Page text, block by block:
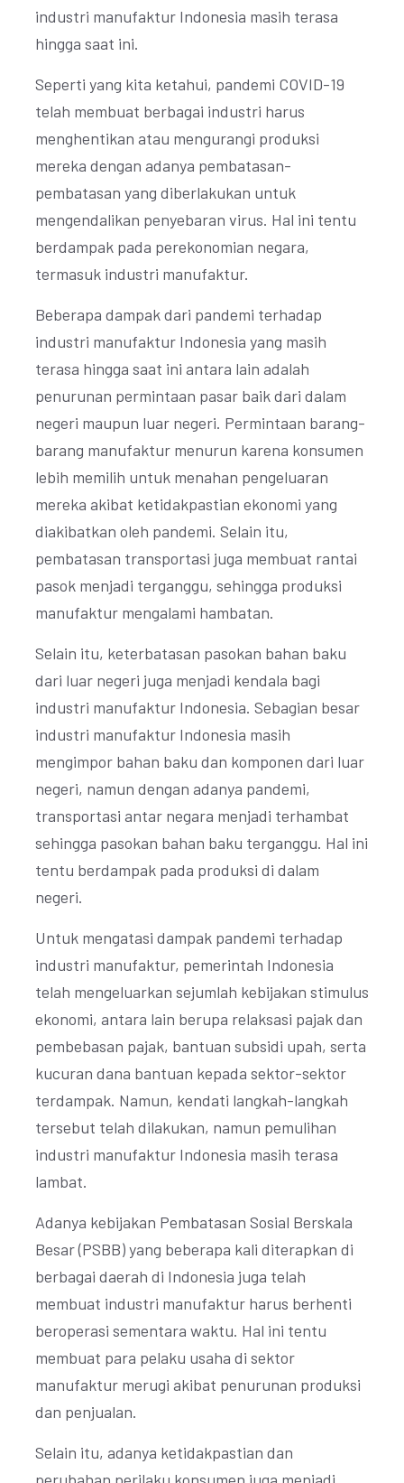
industri manufaktur Indonesia masih terasa
hingga saat ini.
Seperti yang kita ketahui, pandemi COVID-19
telah membuat berbagai industri harus
menghentikan atau mengurangi produksi
mereka dengan adanya pembatasan-
pembatasan yang diberlakukan untuk
mengendalikan penyebaran virus. Hal ini tentu
berdampak pada perekonomian negara,
termasuk industri manufaktur.
Beberapa dampak dari pandemi terhadap
industri manufaktur Indonesia yang masih
terasa hingga saat ini antara lain adalah
penurunan permintaan pasar baik dari dalam
negeri maupun luar negeri. Permintaan barang-
barang manufaktur menurun karena konsumen
lebih memilih untuk menahan pengeluaran
mereka akibat ketidakpastian ekonomi yang
diakibatkan oleh pandemi. Selain itu,
pembatasan transportasi juga membuat rantai
pasok menjadi terganggu, sehingga produksi
manufaktur mengalami hambatan.
Selain itu, keterbatasan pasokan bahan baku
dari luar negeri juga menjadi kendala bagi
industri manufaktur Indonesia. Sebagian besar
industri manufaktur Indonesia masih
mengimpor bahan baku dan komponen dari luar
negeri, namun dengan adanya pandemi,
transportasi antar negara menjadi terhambat
sehingga pasokan bahan baku terganggu. Hal ini
tentu berdampak pada produksi di dalam
negeri.
Untuk mengatasi dampak pandemi terhadap
industri manufaktur, pemerintah Indonesia
telah mengeluarkan sejumlah kebijakan stimulus
ekonomi, antara lain berupa relaksasi pajak dan
pembebasan pajak, bantuan subsidi upah, serta
kucuran dana bantuan kepada sektor-sektor
terdampak. Namun, kendati langkah-langkah
tersebut telah dilakukan, namun pemulihan
industri manufaktur Indonesia masih terasa
lambat.
Adanya kebijakan Pembatasan Sosial Berskala
Besar (PSBB) yang beberapa kali diterapkan di
berbagai daerah di Indonesia juga telah
membuat industri manufaktur harus berhenti
beroperasi sementara waktu. Hal ini tentu
membuat para pelaku usaha di sektor
manufaktur merugi akibat penurunan produksi
dan penjualan.
Selain itu, adanya ketidakpastian dan